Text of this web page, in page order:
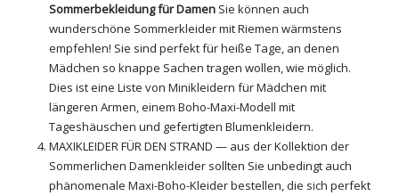
Sommerbekleidung für Damen Sie können auch
wunderschöne Sommerkleider mit Riemen wärmstens
empfehlen! Sie sind perfekt für heiße Tage, an denen
Mädchen so knappe Sachen tragen wollen, wie möglich.
Dies ist eine Liste von Minikleidern für Mädchen mit
längeren Armen, einem Boho-Maxi-Modell mit
Tageshäuschen und gefertigten Blumenkleidern.
MAXIKLEIDER FÜR DEN STRAND — aus der Kollektion der
Sommerlichen Damenkleider sollten Sie unbedingt auch
phänomenale Maxi-Boho-Kleider bestellen, die sich perfekt